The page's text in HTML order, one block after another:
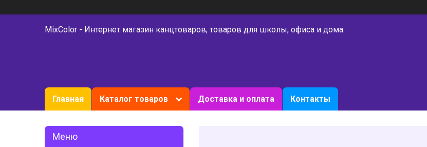
MixColor - Интернет магазин канцтоваров, товаров для школы, офиса и дома.
Главная Каталог товаров Доставка и оплата Контакты